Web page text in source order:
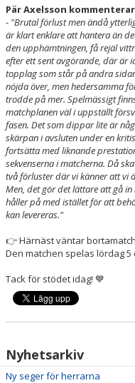
SAMARBETSPARTNERS
NYHETER
KALENDER
HEMMAVINSTEN
KLUBBSHOP
BILDGALLERI
Pär Axelsson
- "Brutal förlust men ändå
är klart enklare att hantera än
den upphämtningen, få rejäl
efter ett sent avgörande, där är
topplag som står på andra
nöjda över, men hedersamma
trodde på mer. Spelmässigt
matchplanen väl i uppställt
fasen. Det som dippar lite är
skärpan i avsluten under en
fortsätta med liknande
sekvenserna i matcherna. Då
två förluster där vi känner att vi
Men, det gör det lättare att gå
håller på med istället för att
kan levereras."
👉 Härnäst väntar
Den matchen spelas lördag 5
Tack för stödet idag! 💙
Nyhetsarkiv
Ny seger för herrarna